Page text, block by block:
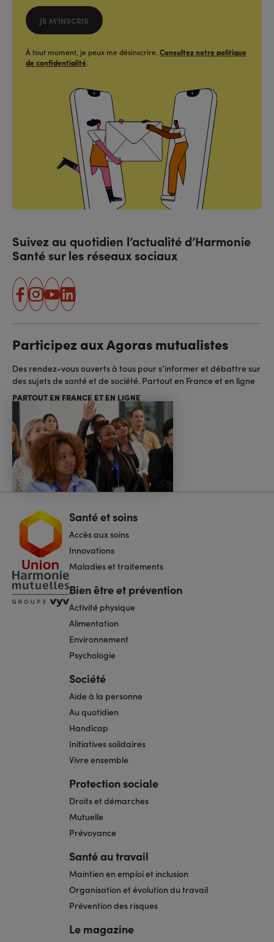
JE M'INSCRIS
À tout moment, je peux me désinscrire. Consultez notre politique
de confidentialité.
Suivez au quotidien l’actualité d’Harmonie
Santé sur les réseaux sociaux
facebook
instagram
youtube
linkedin
Participez aux Agoras mutualistes
Des rendez-vous ouverts à tous pour s’informer et débattre sur
des sujets de santé et de société. Partout en France et en ligne
PARTOUT EN FRANCE ET EN LIGNE
Navigation
pied
de
page
Santé et soins
Accès aux soins
Innovations
Maladies et traitements
Bien être et prévention
Activité physique
Alimentation
Environnement
Psychologie
Société
Aide à la personne
Au quotidien
Handicap
Initiatives solidaires
Vivre ensemble
Protection sociale
Droits et démarches
Mutuelle
Prévoyance
Santé au travail
Maintien en emploi et inclusion
Organisation et évolution du travail
Prévention des risques
Le magazine